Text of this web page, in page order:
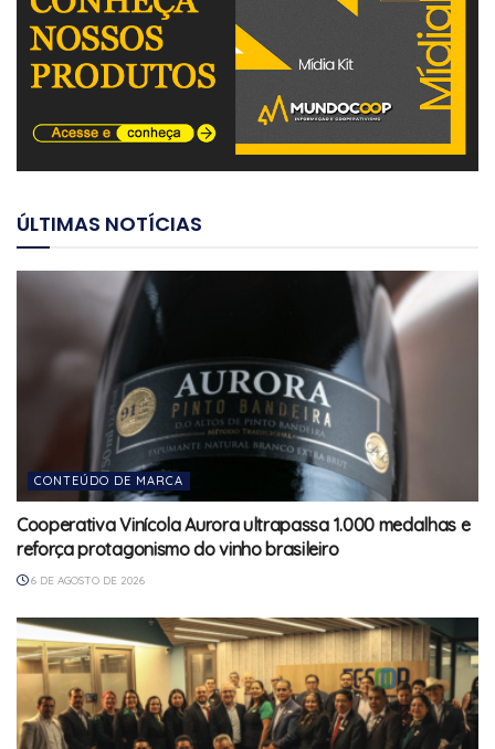
ÚLTIMAS NOTÍCIAS
CONTEÚDO DE MARCA
Cooperativa Vinícola Aurora ultrapassa 1.000 medalhas e
reforça protagonismo do vinho brasileiro
6 DE AGOSTO DE 2026